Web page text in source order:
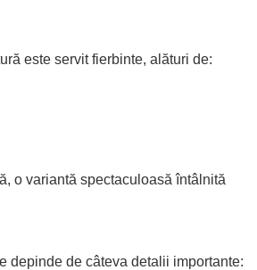
este servit fierbinte, alături de:
o variantă spectaculoasă întâlnită
depinde de câteva detalii importante: